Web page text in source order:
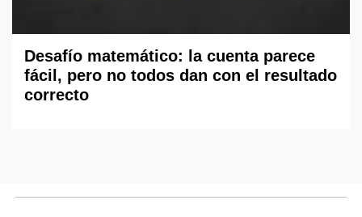
Desafío matemático: la cuenta parece
fácil, pero no todos dan con el resultado
correcto